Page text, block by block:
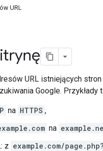
URL
URL istniejących
Google.
na HTTPS ,
na
z example.com/